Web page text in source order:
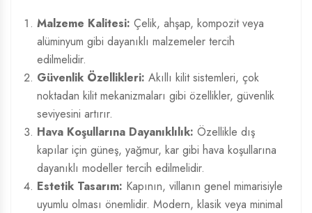
Malzeme Kalitesi: Çelik, ahşap, kompozit veya
alüminyum gibi dayanıklı malzemeler tercih
edilmelidir.
Güvenlik Özellikleri: Akıllı kilit sistemleri, çok
noktadan kilit mekanizmaları gibi özellikler, güvenlik
seviyesini artırır.
Hava Koşullarına Dayanıklılık: Özellikle dış
kapılar için güneş, yağmur, kar gibi hava koşullarına
dayanıklı modeller tercih edilmelidir.
Estetik Tasarım: Kapının, villanın genel mimarisiyle
uyumlu olması önemlidir. Modern, klasik veya minimal